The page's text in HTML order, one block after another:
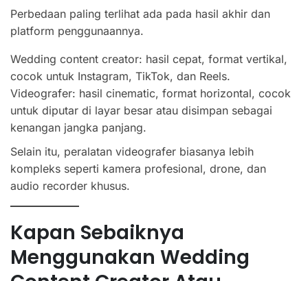
Perbedaan paling terlihat ada pada hasil akhir dan
platform penggunaannya.
Wedding content creator: hasil cepat, format vertikal,
cocok untuk Instagram, TikTok, dan Reels.
Videografer: hasil cinematic, format horizontal, cocok
untuk diputar di layar besar atau disimpan sebagai
kenangan jangka panjang.
Selain itu, peralatan videografer biasanya lebih
kompleks seperti kamera profesional, drone, dan
audio recorder khusus.
Kapan Sebaiknya
Menggunakan Wedding